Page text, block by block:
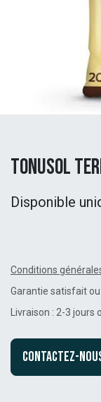
Tonusol
Disponible
Conditions
Garantie satisfait
Livraison : 2-3 jours
Contactez-